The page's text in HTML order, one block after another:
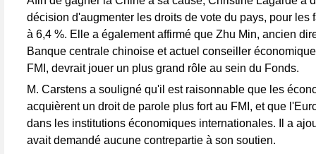
décision d'augmenter les droits de vote du pays, pour les
à 6,4 %. Elle a également affirmé que Zhu Min, ancien
Banque centrale chinoise et actuel conseiller
FMI, devrait jouer un plus grand rôle au sein du Fonds.
M. Carstens a souligné qu'il est raisonnable que les
acquièrent un droit de parole plus fort au FMI, et que
dans les institutions économiques internationales. Il a
avait demandé aucune contrepartie à son soutien.